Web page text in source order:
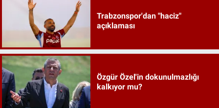
Trabzonspor'dan "haciz"
açıklaması
Özgür Özel'in dokunulmazlığı
kalkıyor mu?